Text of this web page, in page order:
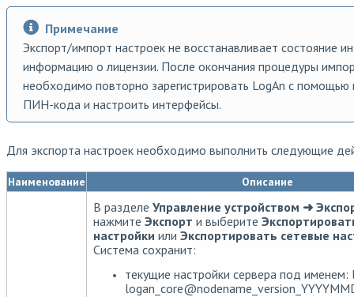
Примечание
Экспорт/импорт настроек не восстанавливает состояние
информацию о лицензии. После окончания процедуры
необходимо повторно зарегистрировать LogAn с
ПИН-кода и настроить интерфейсы.
Для экспорта настроек необходимо выполнить следующие
Наименование Описание
В разделе Управление устройством ➜
нажмите Экспорт и выберите
настройки или Экспортировать сетевые
Система сохранит:
текущие настройки сервера под именем: